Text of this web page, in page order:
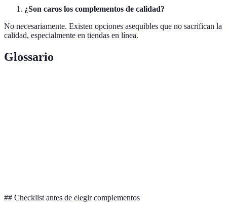
¿Son caros los complementos de calidad?
No necesariamente. Existen opciones asequibles que no sacrifican la
calidad, especialmente en tiendas en línea.
Glossario
## Checklist antes de elegir complementos